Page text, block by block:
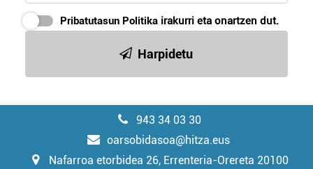
Pribatutasun Politika irakurri eta onartzen dut.
Harpidetu
943 34 03 30
oarsobidasoa@hitza.eus
Nafarroa etorbidea 26, Errenteria-Orereta 20100